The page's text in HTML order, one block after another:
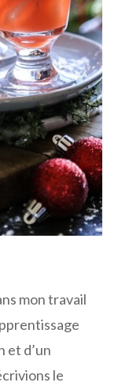
mon travail
et d’un
le